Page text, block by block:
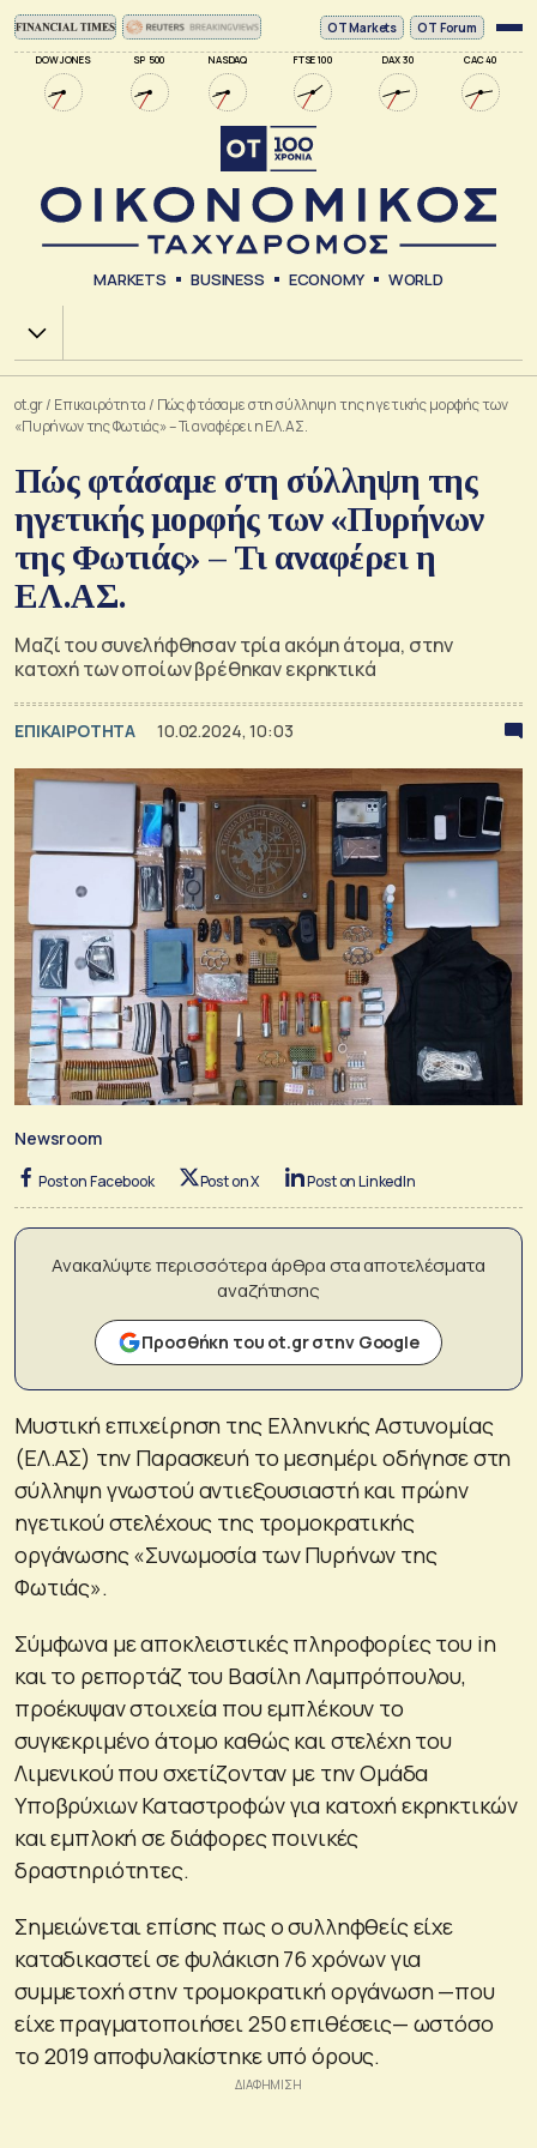
DOW JONES SP 500 NASDAQ FTSE 100 DAX 30 CAC 40
ΟΤ Markets OT Forum
MARKETS BUSINESS ECONOMY WORLD
Χ.Α.
ot.gr/ Επικαιρότητα / Πώς φτάσαμε στη σύλληψη της ηγετικής μορφής των
«Πυρήνων της Φωτιάς» – Τι αναφέρει η ΕΛ.ΑΣ.
Πώς φτάσαμε στη σύλληψη της
ηγετικής μορφής των «Πυρήνων
της Φωτιάς» – Τι αναφέρει η
ΕΛ.ΑΣ.
Μαζί του συνελήφθησαν τρία ακόμη άτομα, στην
κατοχή των οποίων βρέθηκαν εκρηκτικά
ΕΠΙΚΑΙΡΟΤΗΤΑ 10.02.2024, 10:03
Newsroom
Post on Facebook Post on X Post on LinkedIn
Ανακαλύψτε περισσότερα άρθρα στα αποτελέσματα
αναζήτησης
Προσθήκη του ot.gr στην Google
Μυστική επιχείρηση της Ελληνικής Αστυνομίας
(ΕΛ.ΑΣ) την Παρασκευή το μεσημέρι οδήγησε στη
σύλληψη γνωστού αντιεξουσιαστή και πρώην
ηγετικού στελέχους της τρομοκρατικής
οργάνωσης «Συνωμοσία των Πυρήνων της
Φωτιάς».
Σύμφωνα με αποκλειστικές πληροφορίες του in
και το ρεπορτάζ του Βασίλη Λαμπρόπουλου,
προέκυψαν στοιχεία που εμπλέκουν το
συγκεκριμένο άτομο καθώς και στελέχη του
Λιμενικού που σχετίζονταν με την Ομάδα
Υποβρύχιων Καταστροφών για κατοχή εκρηκτικών
και εμπλοκή σε διάφορες ποινικές
δραστηριότητες.
Σημειώνεται επίσης πως ο συλληφθείς είχε
καταδικαστεί σε φυλάκιση 76 χρόνων για
συμμετοχή στην τρομοκρατική οργάνωση —που
είχε πραγματοποιήσει 250 επιθέσεις— ωστόσο
το 2019 αποφυλακίστηκε υπό όρους.